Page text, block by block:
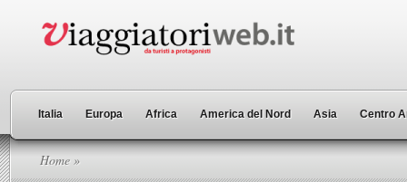
Italia Europa Africa America del Nord Asia Centro
Home »